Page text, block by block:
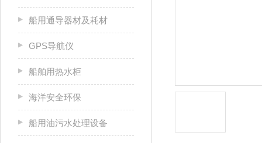
船用通导器材及耗材
GPS导航仪
船舶用热水柜
海洋安全环保
船用油污水处理设备